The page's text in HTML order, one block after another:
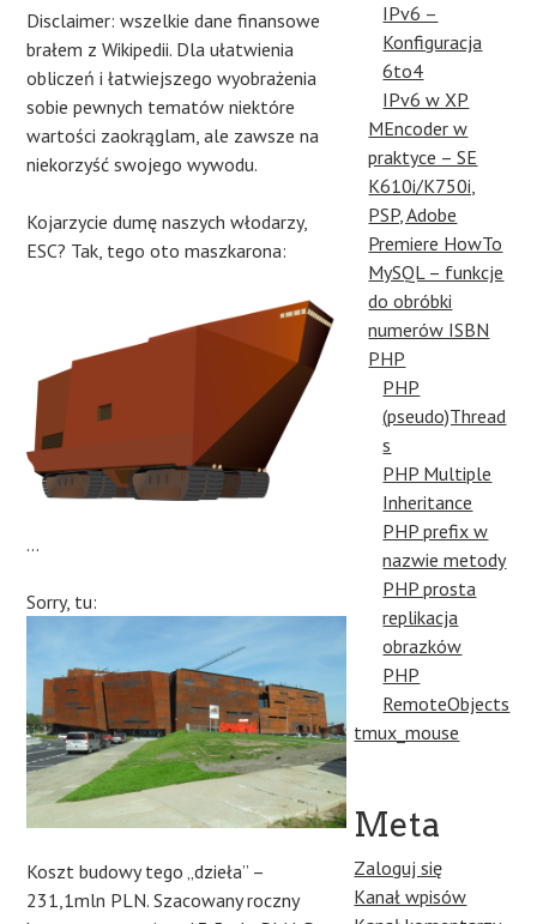
Disclaimer: wszelkie dane finansowe
brałem z Wikipedii. Dla ułatwienia
obliczeń i łatwiejszego wyobrażenia
sobie pewnych tematów niektóre
wartości zaokrąglam, ale zawsze na
niekorzyść swojego wywodu.
Kojarzycie dumę naszych włodarzy,
ESC? Tak, tego oto maszkarona:
…
Sorry, tu:
Koszt budowy tego „dzieła” –
231,1mln PLN. Szacowany roczny
IPv6 –
Konfiguracja
6to4
IPv6 w XP
MEncoder w
praktyce – SE
K610i/K750i,
PSP, Adobe
Premiere HowTo
MySQL – funkcje
do obróbki
numerów ISBN
PHP
PHP
(pseudo)Thread
s
PHP Multiple
Inheritance
PHP prefix w
nazwie metody
PHP prosta
replikacja
obrazków
PHP
RemoteObjects
tmux_mouse
Meta
Zaloguj się
Kanał wpisów